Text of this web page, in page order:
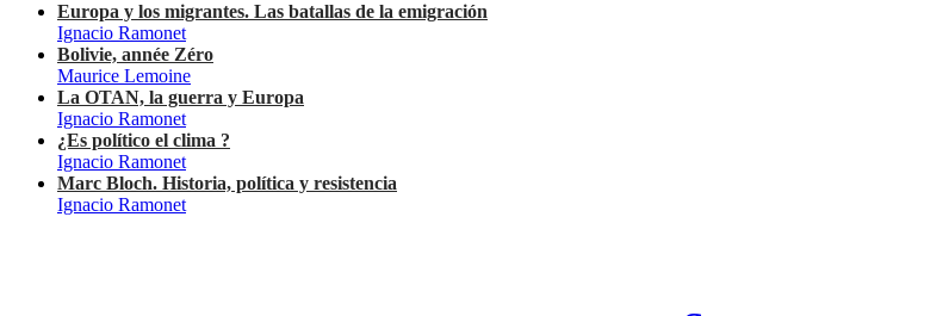
Europa y los migrantes. Las batallas de la emigración
Ignacio Ramonet
Bolivie, année Zéro
Maurice Lemoine
La OTAN, la guerra y Europa
Ignacio Ramonet
¿Es político el clima ?
Ignacio Ramonet
Marc Bloch. Historia, política y resistencia
Ignacio Ramonet